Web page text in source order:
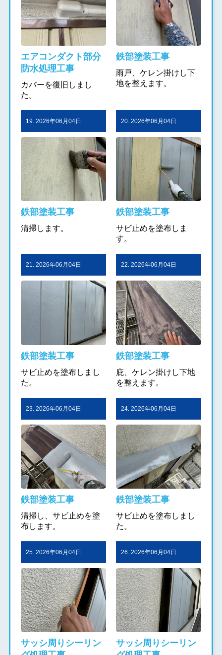
エアコンダクト部分
防水処理工事
カバーを復旧しまし
た。
鉄部塗装工事
雨戸、ケレン掛けし下
地を整えます。
19. 2026年06月04日
鉄部塗装工事
清掃します。
20. 2026年06月04日
鉄部塗装工事
サビ止めを塗布しま
す。
21. 2026年06月04日
鉄部塗装工事
サビ止めを塗布しまし
た。
22. 2026年06月04日
鉄部塗装工事
庇、ケレン掛けし下地
を整えます。
23. 2026年06月04日
鉄部塗装工事
清掃し、サビ止めを塗
布します。
24. 2026年06月04日
鉄部塗装工事
サビ止めを塗布しまし
た。
25. 2026年06月04日
サッシ周りシーリン
26. 2026年06月04日
サッシ周りシーリン